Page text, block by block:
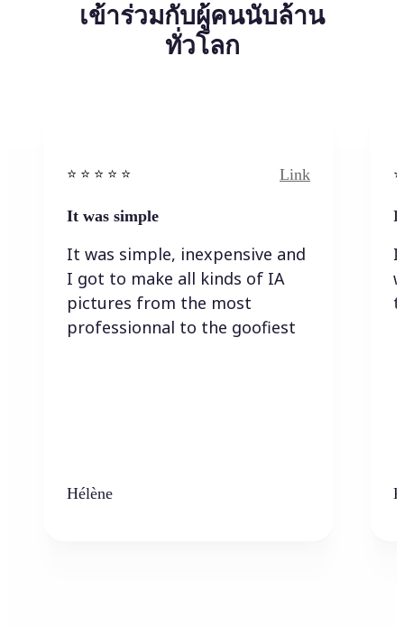
เข้าร่วมกับผู้คนนับล้าน
ทั่วโลก
⭐️ ⭐️ ⭐️ ⭐ ⭐️ Link
It was simple
It was simple, inexpensive and
I got to make all kinds of IA
pictures from the most
professionnal to the goofiest
Hélène
I
I